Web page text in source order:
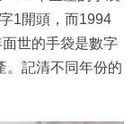
1開頭，而1994
世的手袋是數字
。記清不同年份的